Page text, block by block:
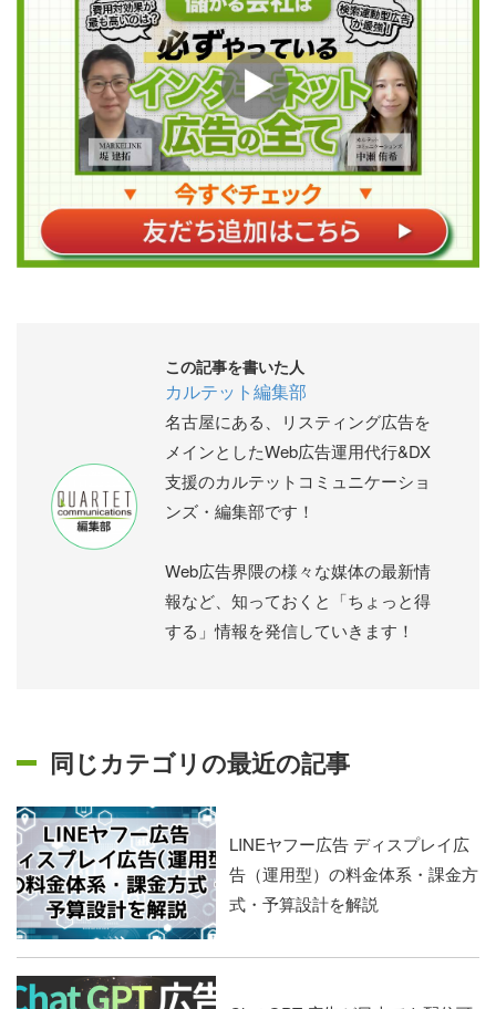
この記事を書いた人
カルテット編集部
名古屋にある、リスティング広告を
メインとしたWeb広告運用代行&DX
支援のカルテットコミュニケーショ
ンズ・編集部です！
Web広告界隈の様々な媒体の最新情
報など、知っておくと「ちょっと得
する」情報を発信していきます！
同じカテゴリの最近の記事
LINEヤフー広告 ディスプレイ広
告（運用型）の料金体系・課金方
式・予算設計を解説